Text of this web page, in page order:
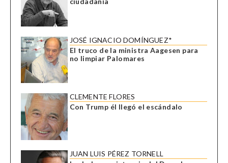
JOSÉ IGNACIO DOMÍNGUEZ*
El truco de la ministra Aagesen para
no limpiar Palomares
CLEMENTE FLORES
Con Trump él llegó el escándalo
JUAN LUIS PÉREZ TORNELL